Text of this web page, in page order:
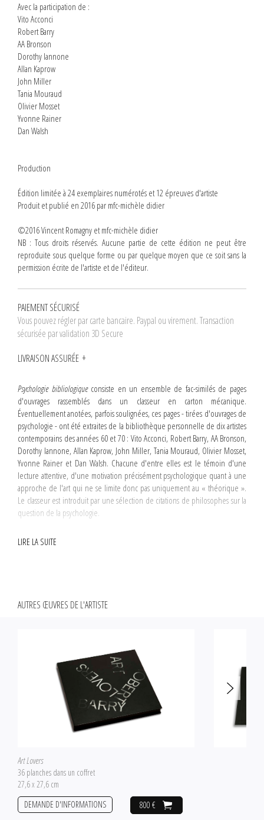
Avec la participation de :
Vito Acconci
Robert Barry
AA Bronson
Dorothy Iannone
Allan Kaprow
John Miller
Tania Mouraud
Olivier Mosset
Yvonne Rainer
Dan Walsh
Production
Édition limitée à 24 exemplaires numérotés et 12 épreuves d'artiste
Produit et publié en 2016 par mfc-michèle didier
©2016 Vincent Romagny et mfc-michèle didier
NB : Tous droits réservés. Aucune partie de cette édition ne peut être
reproduite sous quelque forme ou par quelque moyen que ce soit sans la
permission écrite de l'artiste et de l'éditeur.
PAIEMENT SÉCURISÉ
Vous pouvez régler par carte bancaire. Paypal ou virement. Transaction
sécurisée par validation 3D Secure
LIVRAISON ASSURÉE
Psychologie bibliologiqueconsiste en un ensemble de fac-similés de pages
d'ouvrages rassemblés dans un classeur en carton mécanique.
Éventuellement anotées, parfois soulignées, ces pages - tirées d'ouvrages de
psychologie - ont été extraites de la bibliothèque personnelle de dix artistes
contemporains des années 60 et 70 : Vito Acconci, Robert Barry, AA Bronson,
Dorothy Iannone, Allan Kaprow, John Miller, Tania Mouraud, Olivier Mosset,
Yvonne Rainer et Dan Walsh. Chacune d'entre elles est le témoin d'une
lecture attentive, d'une motivation précisément psychologique quant à une
approche de l'art qui ne se limite donc pas uniquement au « théorique ».
Le classeur est introduit par une sélection de citations de philosophes sur la
question de la psychologie.
LIRE LA SUITE
AUTRES ŒUVRES DE L'ARTISTE
Art Lovers
36 planches dans un coffret
27,6 x 27,6 cm
800 €
DEMANDE D'INFORMATIONS